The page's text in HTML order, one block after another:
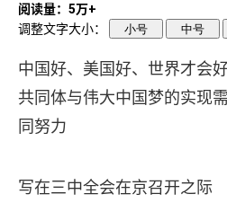
阅读量：5万+
调整文字大小：
小号 中号
中国好、美国好、世界才会
共同体与伟大中国梦的实现
同努力
写在三中全会在京召开之际